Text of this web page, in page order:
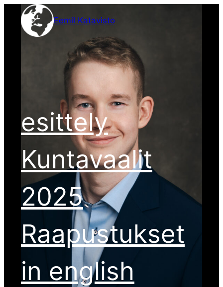
Siirry
sisältöön
Eemil Katavisto
esittely
Kuntavaalit
2025
Raapustukset
in english